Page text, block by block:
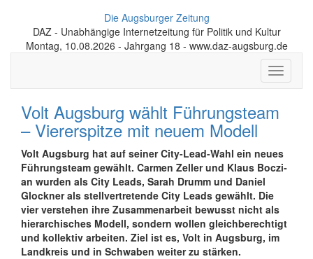
Die Augsburger Zeitung
DAZ - Unabhängige Internetzeitung für Politik und Kultur
Montag, 10.08.2026 - Jahrgang 18 - www.daz-augsburg.de
Toggle
Volt Augsburg wählt Führungs­team
– Vierer­spitze mit neuem Modell
Volt Augs­burg hat auf seiner City-Lead-Wahl ein neues
Füh­rungs­team ge­wählt. Car­men Zel­ler und Klaus Boc­zi­
an wur­den als City Leads, Sarah Drumm und Da­ni­el
Glock­ner als stell­ver­tre­ten­de City Leads ge­wählt. Die
vier ver­ste­hen ihre Zu­sam­men­ar­beit be­wusst nicht als
hie­rar­chi­sches Modell, son­dern wol­len gleich­be­rech­tigt
und kol­lek­tiv ar­bei­ten. Ziel ist es, Volt in Augs­burg, im
Land­kreis und in Schwa­ben wei­ter zu stär­ken.